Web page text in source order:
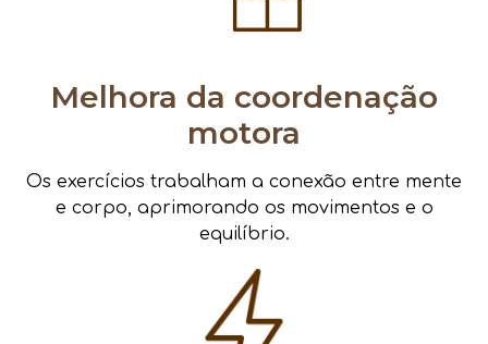
Melhora da coordenação
motora
Os exercícios trabalham a conexão entre mente
e corpo, aprimorando os movimentos e o
equilíbrio.